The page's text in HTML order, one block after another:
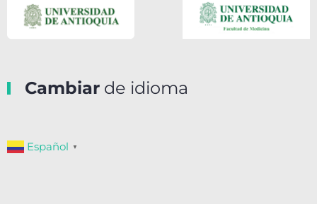
Cambiar de idioma
Español ▼